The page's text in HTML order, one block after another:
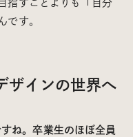
指すことよりも「自分
です。
ザインの世界へ
ね。卒業生のほぼ全員